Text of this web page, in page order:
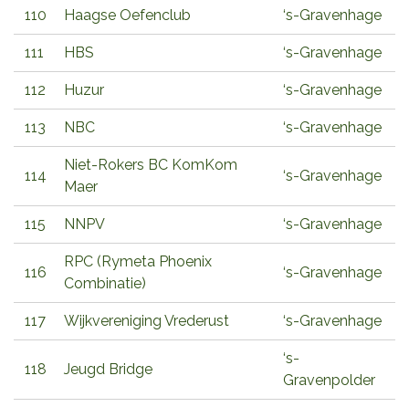
110 Haagse Oefenclub ‘s-Gravenhage
111 HBS ‘s-Gravenhage
112 Huzur ‘s-Gravenhage
113 NBC ‘s-Gravenhage
114
Niet-Rokers BC KomKom
Maer
‘s-Gravenhage
115 NNPV ‘s-Gravenhage
116
RPC (Rymeta Phoenix
Combinatie)
‘s-Gravenhage
117 Wijkvereniging Vrederust ‘s-Gravenhage
118 Jeugd Bridge
‘s-
Gravenpolder